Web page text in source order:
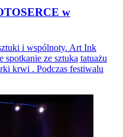
w
i wspólnoty. Art Ink
ze sztuką tatuażu
krwi . Podczas festiwalu